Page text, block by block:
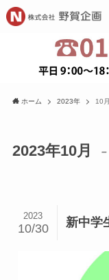
ホーム 2023年 10月
2023年10月
新中学
2023
10/30